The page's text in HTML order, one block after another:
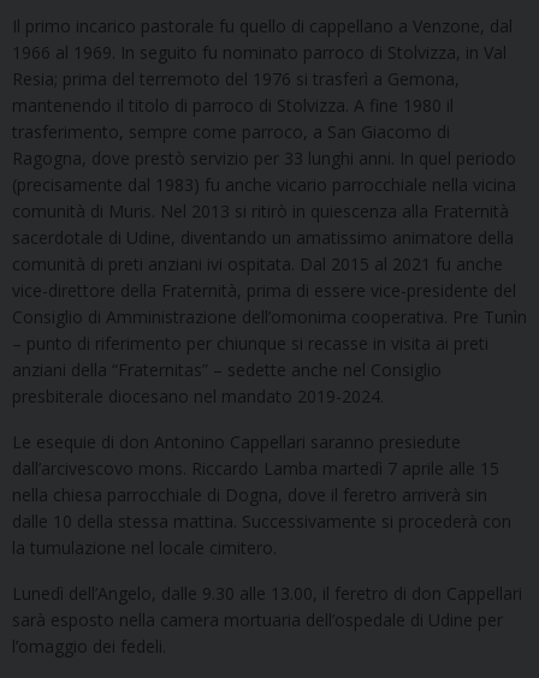
Il primo incarico pastorale fu quello di cappellano a Venzone, dal
1966 al 1969. In seguito fu nominato parroco di Stolvizza, in Val
Resia; prima del terremoto del 1976 si trasferì a Gemona,
mantenendo il titolo di parroco di Stolvizza. A fine 1980 il
trasferimento, sempre come parroco, a San Giacomo di
Ragogna, dove prestò servizio per 33 lunghi anni. In quel periodo
(precisamente dal 1983) fu anche vicario parrocchiale nella vicina
comunità di Muris. Nel 2013 si ritirò in quiescenza alla Fraternità
sacerdotale di Udine, diventando un amatissimo animatore della
comunità di preti anziani ivi ospitata. Dal 2015 al 2021 fu anche
vice-direttore della Fraternità, prima di essere vice-presidente del
Consiglio di Amministrazione dell’omonima cooperativa. Pre Tunìn
– punto di riferimento per chiunque si recasse in visita ai preti
anziani della “Fraternitas” – sedette anche nel Consiglio
presbiterale diocesano nel mandato 2019-2024.
Le esequie di don Antonino Cappellari saranno presiedute
dall’arcivescovo mons. Riccardo Lamba martedì 7 aprile alle 15
nella chiesa parrocchiale di Dogna, dove il feretro arriverà sin
dalle 10 della stessa mattina. Successivamente si procederà con
la tumulazione nel locale cimitero.
Lunedì dell’Angelo, dalle 9.30 alle 13.00, il feretro di don Cappellari
sarà esposto nella camera mortuaria dell’ospedale di Udine per
l’omaggio dei fedeli.